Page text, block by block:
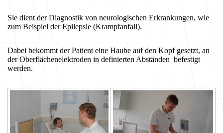
Sie dient der Diagnostik von neurologischen Erkrankungen, wie
zum Beispiel der Epilepsie (Krampfanfall).
Dabei bekommt der Patient eine Haube auf den Kopf gesetzt, an
der Oberflächenelektroden in definierten Abständen befestigt
werden.